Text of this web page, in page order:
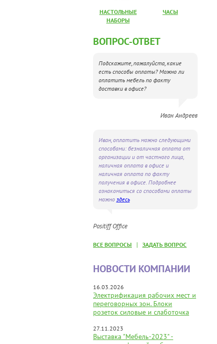
НАСТОЛЬНЫЕ
НАБОРЫ
ЧАСЫ
ВОПРОС-ОТВЕТ
Подскажите, пожалуйста, какие
есть способы оплаты? Можно ли
оплатить мебель по факту
доставки в офисе?
Иван Андреев
Иван, оплатить можно следующими
способами: безналичная оплата от
организации и от частного лица,
наличная оплата в офисе и
наличная оплата по факту
получения в офисе. Подробнее
ознакомиться со способами оплаты
можно здесь
Positiff Office
ВСЕ ВОПРОСЫ | ЗАДАТЬ ВОПРОС
НОВОСТИ КОМПАНИИ
16.03.2026
Электрификация рабочих мест и
переговорных зон. Блоки
розеток силовые и слаботочка
27.11.2023
Выставка "Мебель-2023" -